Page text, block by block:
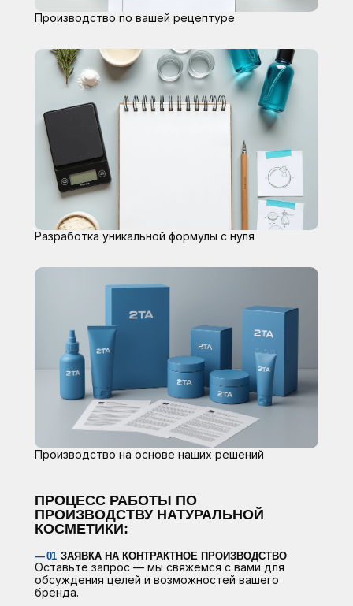
— 01 ЗАЯВКА НА КОНТРАКТНОЕ ПРОИЗВОДСТВО
Оставьте запрос — мы свяжемся с вами для
обсуждения целей и возможностей вашего
бренда.
ПРОЦЕСС РАБОТЫ ПО
ПРОИЗВОДСТВУ НАТУРАЛЬНОЙ
КОСМЕТИКИ:
Производство на основе наших решений
Разработка уникальной формулы с нуля
Производство по вашей рецептуре